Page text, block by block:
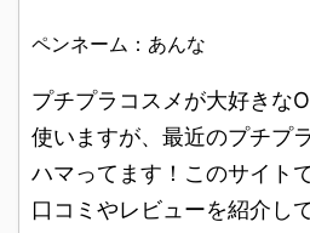
夜は、化粧水や乳液をつ
うになってきましたが、
朝はやはりバタバタにな
ってしまい、自分の身支
度にかける時間が確保す
るのが難しい毎日でし
ペンネーム：あんな
プチプラコスメが大好きな
使いますが、最近のプチプ
ハマってます！このサイト
口コミやレビューを紹介し